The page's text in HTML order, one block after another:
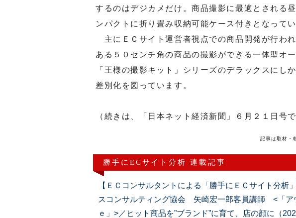
するのはデジカメだけ。商品撮影に最適とされる
ンパクトに折り畳み収納可能ケース付きとなってい
主にＥＣサイト運営者視点での商品開発が行わ
ある５０センチ角の商品の撮影ができる一体型オ
「王様の撮影キット」シリーズのデラックスにし
差別化を図っています。
（続きは、「日本ネット経済新聞」６月２１日号で
記事は取材・
勝手にECサイト分析 連載記事
【ＥＣコンサルタントによる「勝手にＥＣサイト分
スコンサルティング協会 矢崎宏一郎客員講師 <「ア
ｅ」>／ヒット商品を”ブランド”に育て、店の顔に（